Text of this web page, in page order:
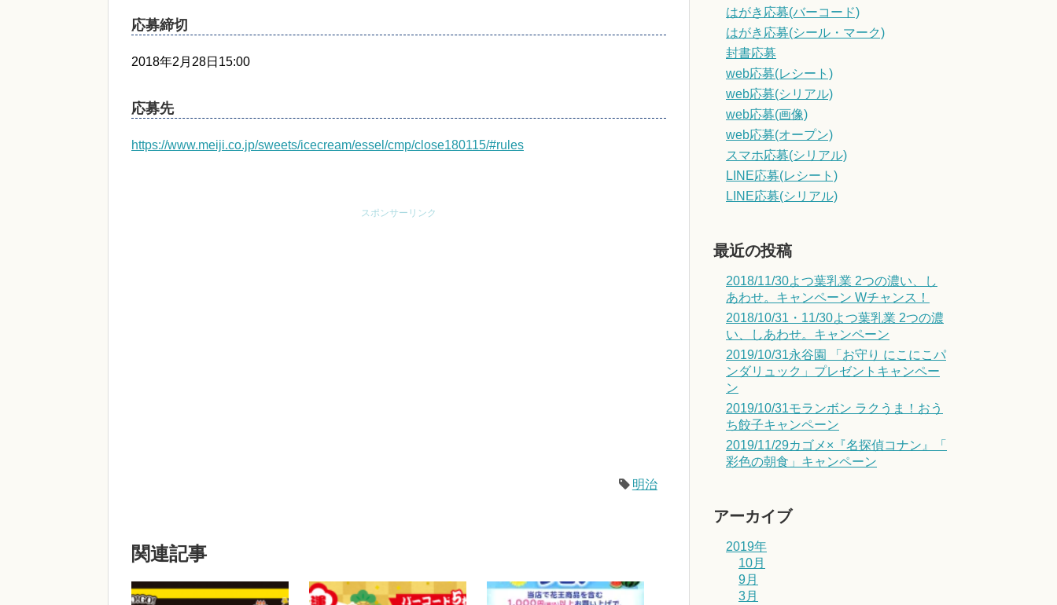
応募締切
2018年2月28日15:00
応募先
https://www.meiji.co.jp/sweets/icecream/essel/cmp/close180115/#rules
スポンサーリンク
明治
関連記事
はがき応募(バーコード)
はがき応募(シール・マーク)
封書応募
web応募(レシート)
web応募(シリアル)
web応募(画像)
web応募(オープン)
スマホ応募(シリアル)
LINE応募(レシート)
LINE応募(シリアル)
最近の投稿
2018/11/30よつ葉乳業 2つの濃い、し
あわせ。キャンペーン Wチャンス！
2018/10/31・11/30よつ葉乳業 2つの濃
い、しあわせ。キャンペーン
2019/10/31永谷園 「お守り にこにこパ
ンダリュック」プレゼントキャンペー
ン
2019/10/31モランボン ラクうま！おう
ち餃子キャンペーン
2019/11/29カゴメ×『名探偵コナン』「
彩色の朝食」キャンペーン
アーカイブ
2019年
10月
9月
3月